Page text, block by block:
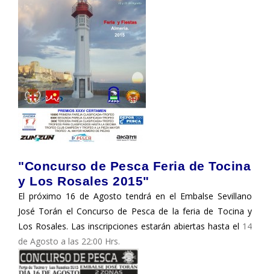
"Concurso de Pesca Feria de Tocina
y Los Rosales 2015"
El próximo 16 de Agosto tendrá en el Embalse Sevillano
José Torán el Concurso de Pesca de la feria de Tocina y
Los Rosales. Las inscripciones estarán abiertas hasta el 14
de Agosto a las 22:00 Hrs.